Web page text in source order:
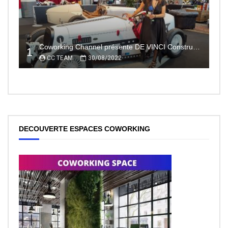
1 CC TEAM 30/08/2022
DECOUVERTE ESPACES COWORKING